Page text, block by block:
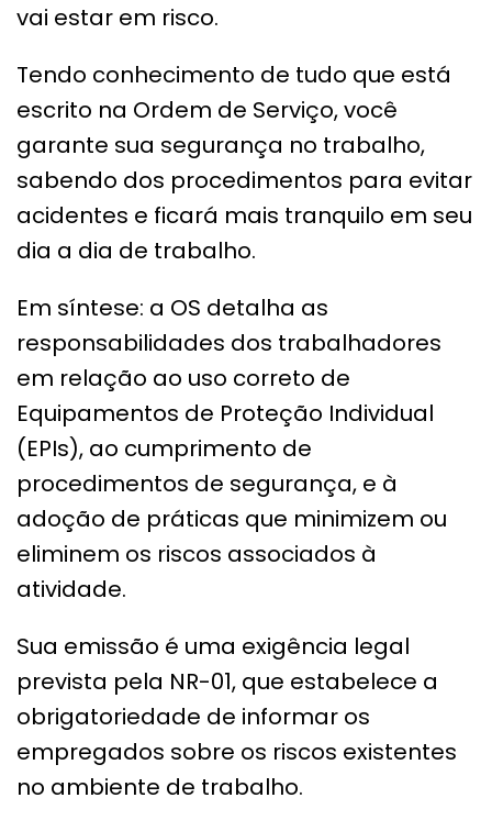
vai estar em risco.
Tendo conhecimento de tudo que está
escrito na Ordem de Serviço, você
garante sua segurança no trabalho,
sabendo dos procedimentos para evitar
acidentes e ficará mais tranquilo em seu
dia a dia de trabalho.
Em síntese: a OS detalha as
responsabilidades dos trabalhadores
em relação ao uso correto de
Equipamentos de Proteção Individual
(EPIs), ao cumprimento de
procedimentos de segurança, e à
adoção de práticas que minimizem ou
eliminem os riscos associados à
atividade.
Sua emissão é uma exigência legal
prevista pela NR-01, que estabelece a
obrigatoriedade de informar os
empregados sobre os riscos existentes
no ambiente de trabalho.